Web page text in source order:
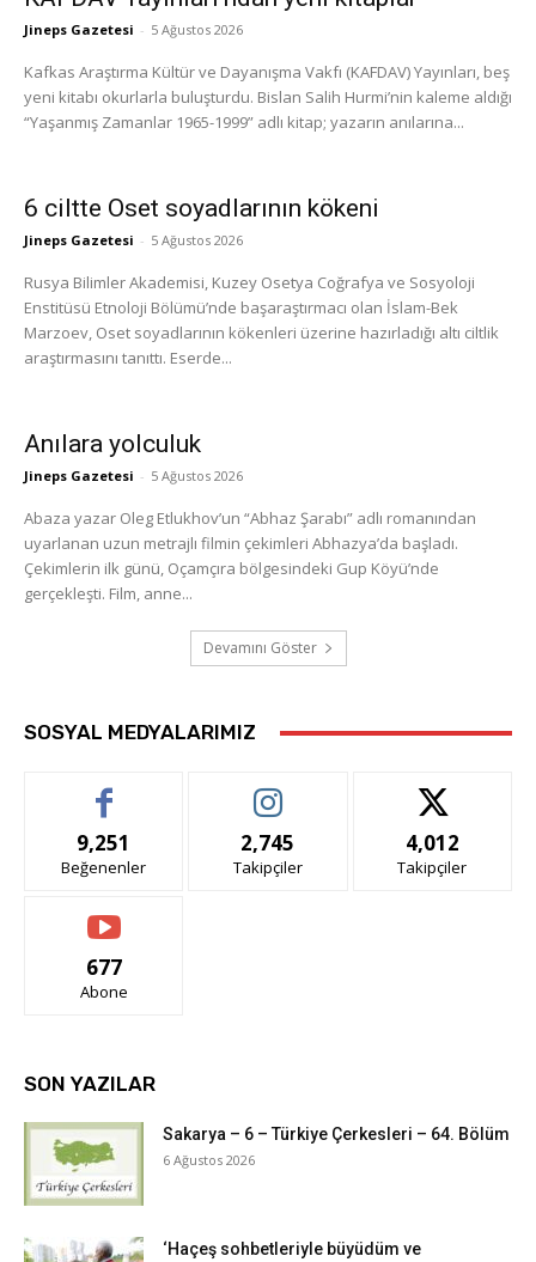
Jineps Gazetesi - 5 Ağustos 2026
Kafkas Araştırma Kültür ve Dayanışma Vakfı (KAFDAV) Yayınları, beş
yeni kitabı okurlarla buluşturdu. Bislan Salih Hurmi’nin kaleme aldığı
“Yaşanmış Zamanlar 1965-1999” adlı kitap; yazarın anılarına...
6 ciltte Oset soyadlarının kökeni
Jineps Gazetesi - 5 Ağustos 2026
Rusya Bilimler Akademisi, Kuzey Osetya Coğrafya ve Sosyoloji
Enstitüsü Etnoloji Bölümü’nde başaraştırmacı olan İslam-Bek
Marzoev, Oset soyadlarının kökenleri üzerine hazırladığı altı ciltlik
araştırmasını tanıttı. Eserde...
Anılara yolculuk
Jineps Gazetesi - 5 Ağustos 2026
Abaza yazar Oleg Etlukhov’un “Abhaz Şarabı” adlı romanından
uyarlanan uzun metrajlı filmin çekimleri Abhazya’da başladı.
Çekimlerin ilk günü, Oçamçıra bölgesindeki Gup Köyü’nde
gerçekleşti. Film, anne...
Devamını Göster
SOSYAL MEDYALARIMIZ
9,251
Beğenenler
2,745
Takipçiler
4,012
Takipçiler
677
Abone
SON YAZILAR
Sakarya – 6 – Türkiye Çerkesleri – 64. Bölüm
6 Ağustos 2026
‘Haçeş sohbetleriyle büyüdüm ve